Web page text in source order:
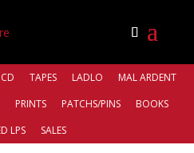
CD TAPES LADLO
MAL ARDENT
PRINTS PATCHS/PINS
BOOKS
LPS
SALES
// Double LP